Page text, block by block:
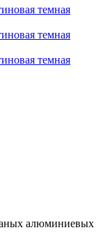
алюминиевых